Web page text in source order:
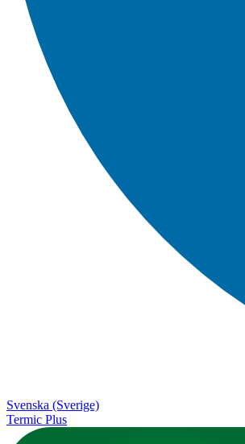
Svenska (Sverige)
Termic Plus